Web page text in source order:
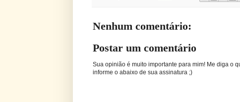
Nenhum comentário:
Postar um comentário
Sua opinião é muito importante para mim! Me diga o
informe o abaixo de sua assinatura ;)